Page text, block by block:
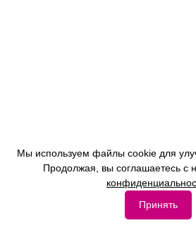
Мы используем файлы cookie для
Продолжая, вы соглашаетесь с
Принять